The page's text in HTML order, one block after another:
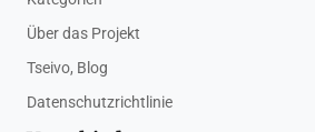
Über das Projekt
Tseivo, Blog
Datenschutzrichtlinie